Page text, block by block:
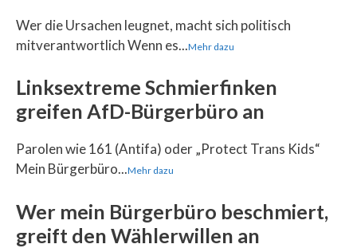
Wer die Ursachen leugnet, macht sich politisch
mitverantwortlich Wenn es...Mehr dazu
Linksextreme Schmierfinken
greifen AfD-Bürgerbüro an
Parolen wie 161 (Antifa) oder „Protect Trans Kids“
Mein Bürgerbüro...Mehr dazu
Wer mein Bürgerbüro beschmiert,
greift den Wählerwillen an